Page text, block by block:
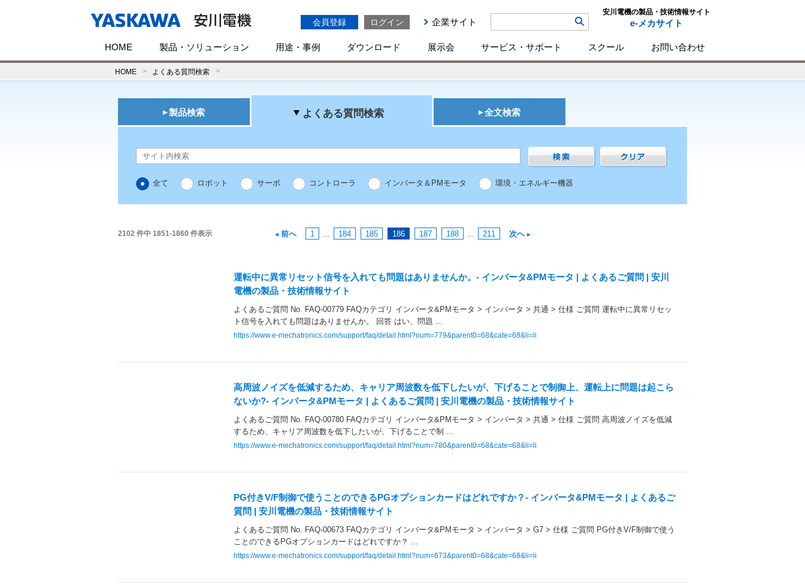
会員登録 ログイン 企業サイト
安川電機の製品・技術情報サイト
e-メカサイト
HOME 製品・ソリューション 用途・事例 ダウンロード 展示会 サービス・サポート スクール お問い合わせ
HOME よくある質問検索
製品検索 よくある質問検索 全文検索
全て ロボット サーボ コントローラ インバータ＆PMモータ 環境・エネルギー機器
2102 件中 1851-1860 件表示 前へ 1 ... 184 185 186 187 188 ... 211 次へ
運転中に異常リセット信号を入れても問題はありませんか。- インバータ&PMモータ | よくあるご質問 | 安川
電機の製品・技術情報サイト
よくあるご質問 No. FAQ-00779 FAQカテゴリ インバータ&PMモータ > インバータ > 共通 > 仕様 ご質問 運転中に異常リセッ
ト信号を入れても問題はありませんか。 回答 はい、問題 ...
https://www.e-mechatronics.com/support/faq/detail.html?num=779&parent0=68&cate=68&li=li
高周波ノイズを低減するため、キャリア周波数を低下したいが、下げることで制御上、運転上に問題は起こら
ないか?- インバータ&PMモータ | よくあるご質問 | 安川電機の製品・技術情報サイト
よくあるご質問 No. FAQ-00780 FAQカテゴリ インバータ&PMモータ > インバータ > 共通 > 仕様 ご質問 高周波ノイズを低減
するため、キャリア周波数を低下したいが、下げることで制 ...
https://www.e-mechatronics.com/support/faq/detail.html?num=780&parent0=68&cate=68&li=li
PG付きV/F制御で使うことのできるPGオプションカードはどれですか？- インバータ&PMモータ | よくあるご
質問 | 安川電機の製品・技術情報サイト
よくあるご質問 No. FAQ-00673 FAQカテゴリ インバータ&PMモータ > インバータ > G7 > 仕様 ご質問 PG付きV/F制御で使う
ことのできるPGオプションカードはどれですか？ ...
https://www.e-mechatronics.com/support/faq/detail.html?num=673&parent0=68&cate=68&li=li